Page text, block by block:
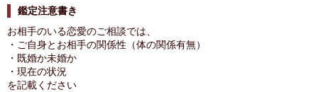
鑑定注意書き
お相手のいる恋愛のご相談では、
・ご自身とお相手の関係性（体の関係有無）
・既婚か未婚か
・現在の状況
を記載ください